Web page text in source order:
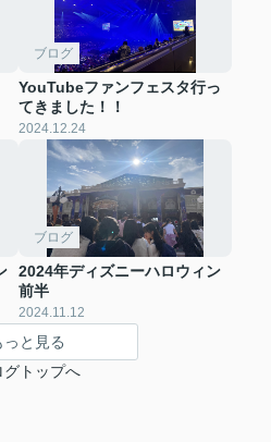
ブログ
YouTubeファンフェスタ行っ
てきました！！
2024.12.24
ブログ
2024年ディズニーハロウィン
前半
2024.11.12
っと見る
グトップへ